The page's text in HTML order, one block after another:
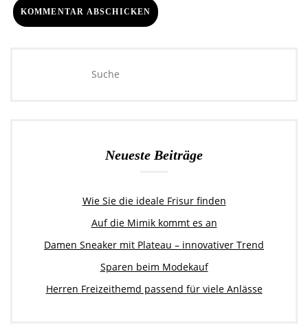
Neueste Beiträge
Wie Sie die ideale Frisur finden
Auf die Mimik kommt es an
Damen Sneaker mit Plateau – innovativer Trend
Sparen beim Modekauf
Herren Freizeithemd passend für viele Anlässe